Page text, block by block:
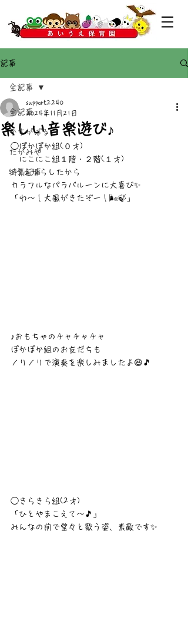
記事
全記事
かすがばる
たかみや
特集記事
全記事
楽しい音楽遊び♪
support2240
2024年11月21日
◯ぽかぽか組(０才)
にこにこ組１階・２階(１才)
♪うえからしたから
カラフルなパラバルーンに大喜び✨
「わ〜！大風がきたぞー！🌬️🍃」
♪おもちゃのチャチャチャ
ぽかぽか組のお友だちも
ノリノリで演奏を楽しみましたよ😆🎵
◯きらきら組(2才)
「ひとやまこえて〜🎵」
みんなの前で堂々と歌う姿、素敵です✨